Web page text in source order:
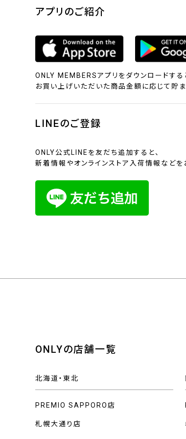
アプリのご紹介
ONLY MEMBERSアプリをダウンロードする
お買い上げいただいた商品金額に応じて貯ま
LINEのご登録
ONLY公式LINEを友だち追加すると、
新着情報やオンラインストア入荷情報などを
ONLYの店舗一覧
北海道・東北
PREMIO SAPPORO店
札幌大通り店